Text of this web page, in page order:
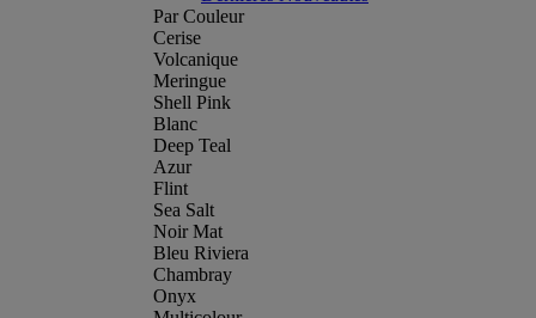
Par Couleur
Cerise
Volcanique
Meringue
Shell Pink
Blanc
Deep Teal
Azur
Flint
Sea Salt
Noir Mat
Bleu Riviera
Chambray
Onyx